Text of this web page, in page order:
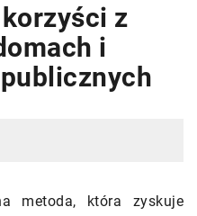
z
i
metoda, która zyskuje